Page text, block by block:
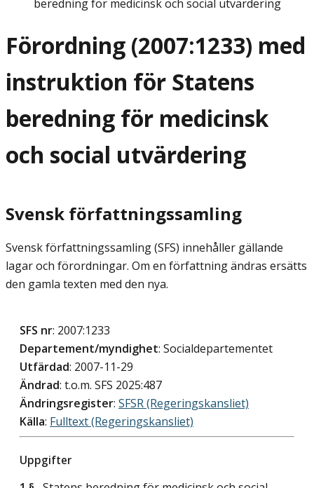
beredning för medicinsk och social utvärdering
Förordning (2007:1233) med
instruktion för Statens
beredning för medicinsk
och social utvärdering
Svensk författningssamling
Svensk författningssamling (SFS) innehåller gällande
lagar och förordningar. Om en författning ändras ersätts
den gamla texten med den nya.
SFS nr: 2007:1233
Departement/myndighet: Socialdepartementet
Utfärdad: 2007-11-29
Ändrad: t.o.m. SFS 2025:487
Ändringsregister: SFSR (Regeringskansliet)
Källa: Fulltext (Regeringskansliet)
Uppgifter